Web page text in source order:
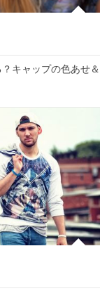
キャップの色あせ＆